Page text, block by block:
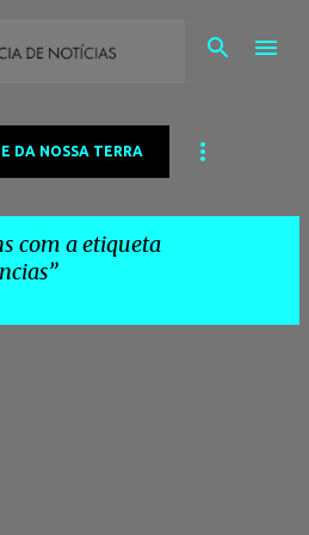
DA NOSSA TERRA
com a etiqueta